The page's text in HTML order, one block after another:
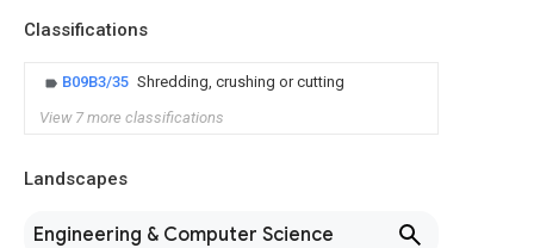
Classifications
B09B3/35 Shredding, crushing or cutting
View 7 more classifications
Landscapes
Engineering & Computer Science